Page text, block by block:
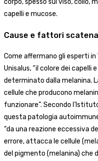
corpo, spesso sul viso, collo,
capelli e mucose.
Cause e fattori
Come affermano gli esperti in
Unisalus, “il colore dei capelli
determinato dalla melanina.
cellule che producono
funzionare”. Secondo
questa patologia
“da una reazione eccessiva
errore, attacca le cellule
del pigmento (melanina) che